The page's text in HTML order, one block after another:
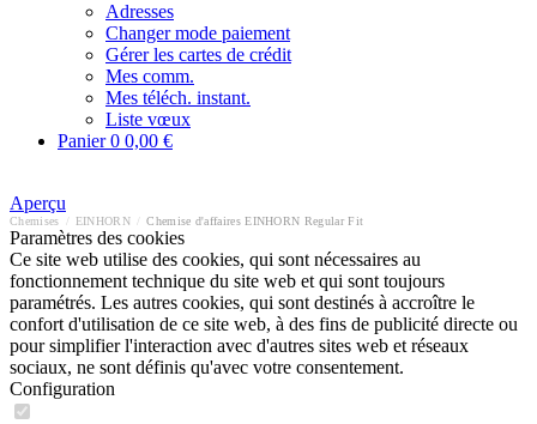
Adresses
Changer mode paiement
Gérer les cartes de crédit
Mes comm.
Mes téléch. instant.
Liste vœux
Panier0 0,00 €
Aperçu
Chemises EINHORN Chemise d'affaires EINHORN Regular Fit
Paramètres des cookies
Ce site web utilise des cookies, qui sont nécessaires au
fonctionnement technique du site web et qui sont toujours
paramétrés. Les autres cookies, qui sont destinés à accroître le
confort d'utilisation de ce site web, à des fins de publicité directe ou
pour simplifier l'interaction avec d'autres sites web et réseaux
sociaux, ne sont définis qu'avec votre consentement.
Configuration